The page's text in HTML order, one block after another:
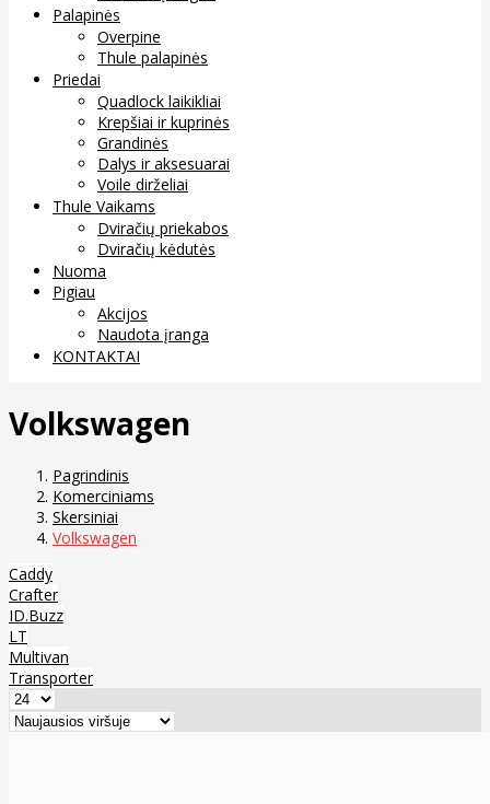
Palapinės
Overpine
Thule palapinės
Priedai
Quadlock laikikliai
Krepšiai ir kuprinės
Grandinės
Dalys ir aksesuarai
Voile dirželiai
Thule Vaikams
Dviračių priekabos
Dviračių kėdutės
Nuoma
Pigiau
Akcijos
Naudota įranga
KONTAKTAI
Volkswagen
Pagrindinis
Komerciniams
Skersiniai
Volkswagen
Caddy
Crafter
ID.Buzz
LT
Multivan
Transporter